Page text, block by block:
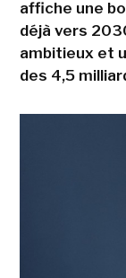
affiche une
déjà vers
ambitieux et
des 4,5